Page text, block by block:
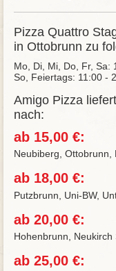
Pizza Quattro
in Ottobrunn zu
Mo, Di, Mi, Do, Fr, Sa:
So, Feiertags: 11:00 -
Amigo Pizza
nach:
ab 15,00 €:
Neubiberg, Ottobrunn,
ab 18,00 €:
Putzbrunn, Uni-BW,
ab 20,00 €:
Hohenbrunn, Neukirch
ab 25,00 €: